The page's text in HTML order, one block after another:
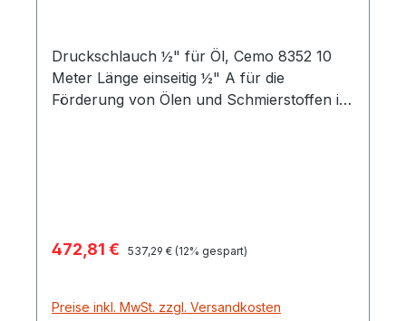
Druckschlauch ½" für Öl, Cemo 8352 10
Meter Länge einseitig ½" A für die
Förderung von Ölen und Schmierstoffen in
Verkaufspreis:
472,81 € Regulärer Preis:
537,29 € (12% gespart)
Preise inkl. MwSt. zzgl. Versandkosten